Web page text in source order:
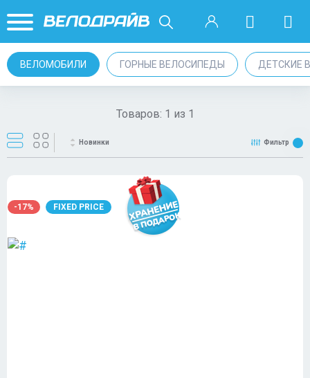
ВЕЛОМОБИЛИ ГОРНЫЕ ВЕЛОСИПЕДЫ ДЕТСКИЕ
Товаров: 1 из 1
Новинки Фильтр
-17% FIXED PRICE